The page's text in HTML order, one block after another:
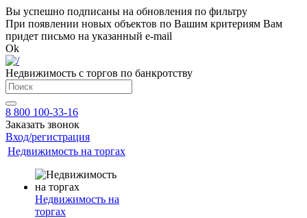
Вы успешно подписаны на обновления по фильтру
При появлении новых объектов по Вашим критериям Вам
придет письмо на указанный e-mail
Ok
Недвижимость с торгов по банкротству
8 800 100-33-16
Заказать звонок
Вход/регистрация
Недвижимость на торгах
Недвижимость на
торгах